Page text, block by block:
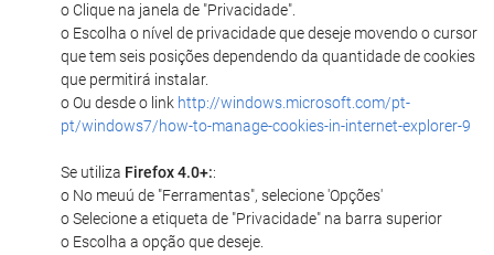
o Clique na janela de "Privacidade".
o Escolha o nível de privacidade que deseje movendo o cursor
que tem seis posições dependendo da quantidade de cookies
que permitirá instalar.
o Ou desde o link http://windows.microsoft.com/pt-
pt/windows7/how-to-manage-cookies-in-internet-explorer-9
Se utiliza Firefox 4.0+::
o No meuú de "Ferramentas", selecione 'Opções'
o Selecione a etiqueta de "Privacidade" na barra superior
o Escolha a opção que deseje.